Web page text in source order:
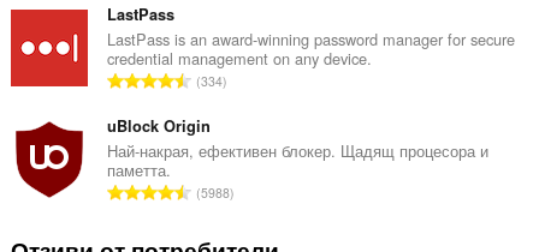
и
:ц
е
н
к
и
:
б
р
о
о
ц
е
н
LastPass
LastPass is an award-winning password manager for secure
credential management on any device.
О
щ
б
о
334
uBlock Origin
Най-накрая, ефективен блокер. Щадящ процесора и
паметта.
О
щ
5988